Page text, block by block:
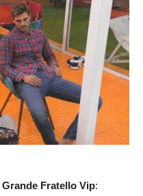
Grande Fratello Vip: